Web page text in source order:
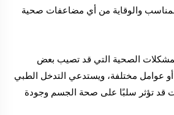
والوقاية من أي مضاعفات صحية
الصحية التي قد تصيب بعض
عوامل مختلفة، ويستدعي التدخل الطبي
قد تؤثر سلبًا على صحة الجسم وجودة